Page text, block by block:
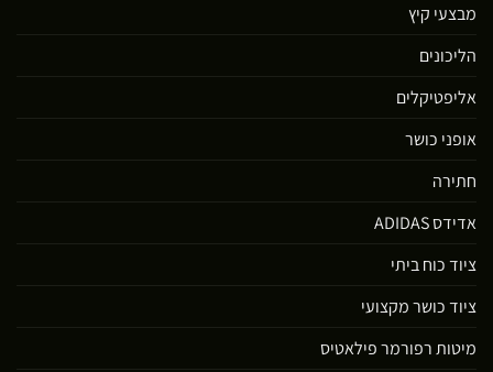
מבצעי קיץ
הליכונים
אליפטיקלים
אופני כושר
חתירה
אדידס ADIDAS
ציוד כוח ביתי
ציוד כושר מקצועי
מיטות רפורמר פילאטיס